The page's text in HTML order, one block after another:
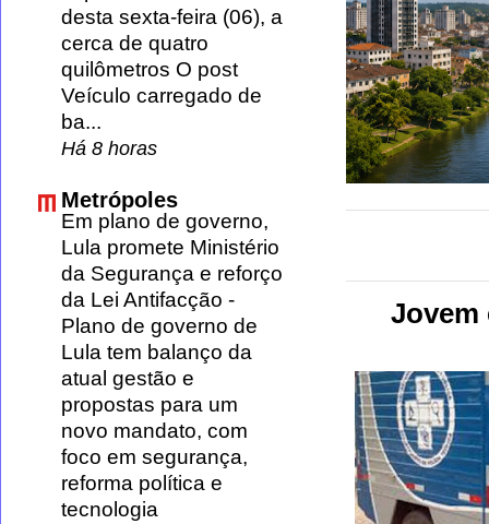
Jovem
desta sexta-feira (06), a
cerca de quatro
quilômetros O post
Veículo carregado de
ba...
Há 8 horas
Metrópoles
Em plano de governo,
Lula promete Ministério
da Segurança e reforço
da Lei Antifacção -
Plano de governo de
Lula tem balanço da
atual gestão e
propostas para um
novo mandato, com
foco em segurança,
reforma política e
tecnologia